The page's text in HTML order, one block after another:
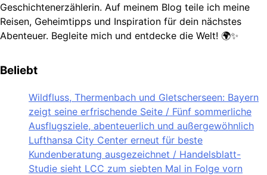
Geschichtenerzählerin. Auf meinem Blog teile ich meine
Reisen, Geheimtipps und Inspiration für dein nächstes
Abenteuer. Begleite mich und entdecke die Welt! 🌍✨
Beliebt
Wildfluss, Thermenbach und Gletscherseen: Bayern
zeigt seine erfrischende Seite / Fünf sommerliche
Ausflugsziele, abenteuerlich und außergewöhnlich
Lufthansa City Center erneut für beste
Kundenberatung ausgezeichnet / Handelsblatt-
Studie sieht LCC zum siebten Mal in Folge vorn